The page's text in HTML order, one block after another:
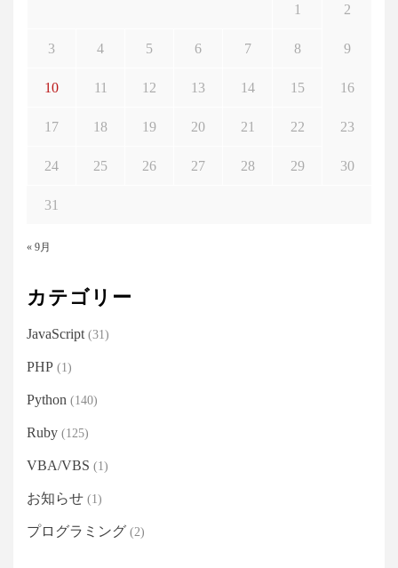
« 9月
1 2
3 4 5 6 7 8 9
10 11 12 13 14 15 16
17 18 19 20 21 22 23
24 25 26 27 28 29 30
31
カテゴリー
JavaScript (31)
PHP (1)
Python (140)
Ruby (125)
VBA/VBS (1)
お知らせ (1)
プログラミング (2)